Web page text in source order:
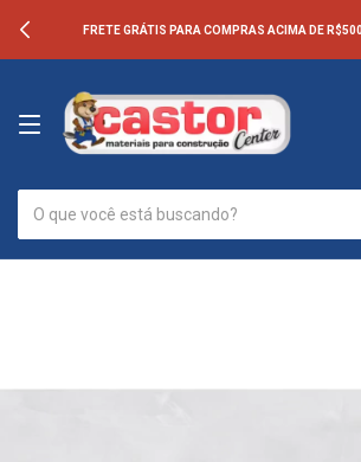
FRETE GRÁTIS PARA COMPRAS ACIMA DE